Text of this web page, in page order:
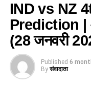
IND vs NZ
Prediction |
(28 जनवरी
Published 6
By संवादाता